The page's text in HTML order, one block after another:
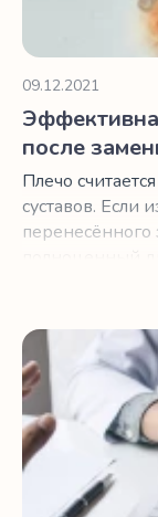
вмешательству
09.12.2021
после
Плечо
суставов. Если
перенесённого